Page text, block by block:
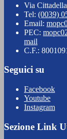
Via
Tel: (0039)
Email:
PEC:
mail
C.F.:
Seguici su
Facebook
Youtube
Instagram
Sezione Link